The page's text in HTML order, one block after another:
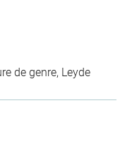
de genre, Leyde